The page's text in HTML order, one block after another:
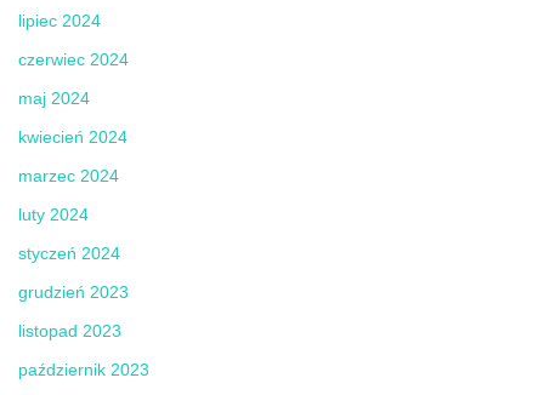
lipiec 2024
czerwiec 2024
maj 2024
kwiecień 2024
marzec 2024
luty 2024
styczeń 2024
grudzień 2023
listopad 2023
październik 2023